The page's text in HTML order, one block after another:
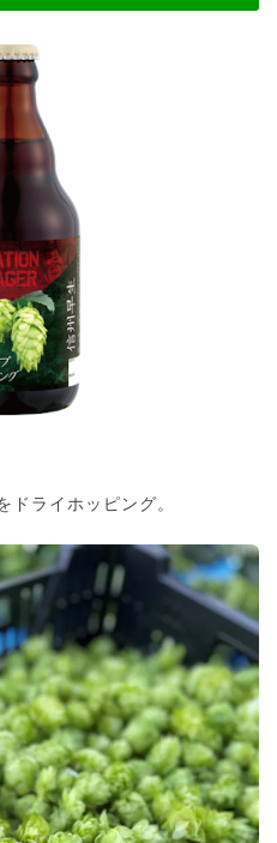
ドライホッピング。